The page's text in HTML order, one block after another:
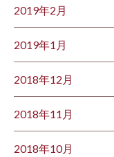
2019年2月
2019年1月
2018年12月
2018年11月
2018年10月